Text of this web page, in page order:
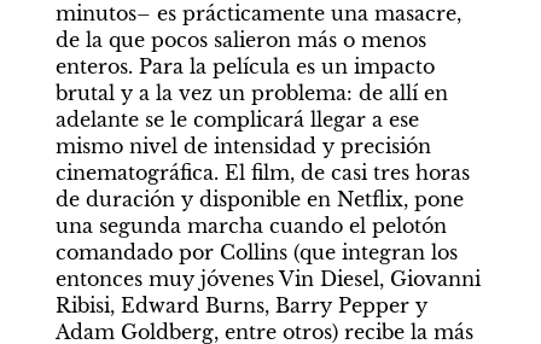
minutos– es prácticamente una masacre,
de la que pocos salieron más o menos
enteros. Para la película es un impacto
brutal y a la vez un problema: de allí en
adelante se le complicará llegar a ese
mismo nivel de intensidad y precisión
cinematográfica. El film, de casi tres horas
de duración y disponible en Netflix, pone
una segunda marcha cuando el pelotón
comandado por Collins (que integran los
entonces muy jóvenes Vin Diesel, Giovanni
Ribisi, Edward Burns, Barry Pepper y
Adam Goldberg, entre otros) recibe la más